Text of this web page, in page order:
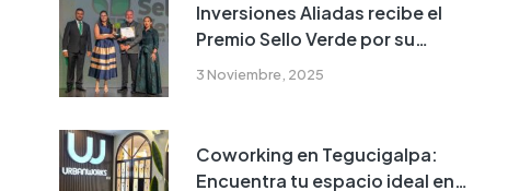
3 Noviembre, 2025
Inversiones Aliadas recibe el
Premio Sello Verde por su
compromiso con la
Coworking en Tegucigalpa:
Encuentra tu espacio ideal en